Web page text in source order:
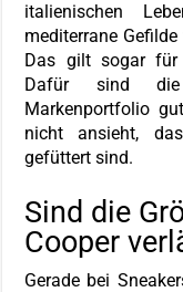
italienischen
mediterrane
Das gilt sogar für
Dafür sind die
Markenportfolio
nicht ansieht,
gefüttert sind.
Sind die
Cooper
Gerade bei